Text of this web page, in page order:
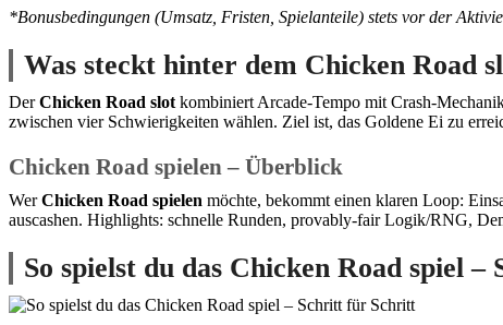
*Bonusbedingungen (Umsatz, Fristen, Spielanteile) stets vor der
Was steckt hinter dem Chicken Road
DerChicken Road slot kombiniert Arcade-Tempo mit Crash-
zwischen vier Schwierigkeiten wählen. Ziel ist, das Goldene Ei zu
Chicken Road spielen – Überblick
WerChicken Road spielen möchte, bekommt einen klaren Loop:
auscashen. Highlights: schnelle Runden, provably-fair Logik/RNG,
So spielst du das Chicken Road spiel